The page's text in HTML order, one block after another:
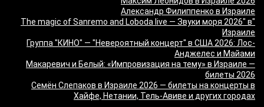
Александр Филиппенко в Израиле
"The magic of Sanremo and Loboda live — Звуки моря 2026" в
Израиле
Группа "КИНО" — "Невероятный концерт" в США 2026: Лос-
Анджелес и Майами
Макаревич и Белый: «Импровизация на тему» в Израиле —
билеты 2026
Семён Слепаков в Израиле 2026 — билеты на концерты в
Хайфе, Нетании, Тель-Авиве и других городах